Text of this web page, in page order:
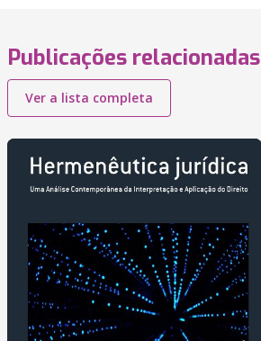
Publicações relacionadas
Ver a lista completa